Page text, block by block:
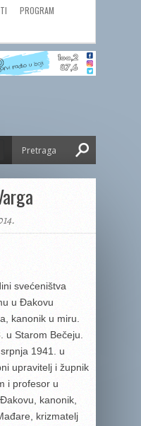
PROGRAM
svećeništva
u Đakovu
kanonik u miru.
u Starom Bečeju.
1941. u
upravitelj i župnik
i profesor u
kanonik,
krizmatelj